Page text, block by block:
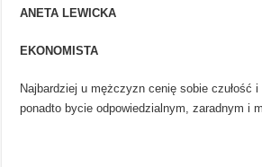
ANETA LEWICKA
EKONOMISTA
Najbardziej u mężczyzn cenię sobie czułość
ponadto bycie odpowiedzialnym, zaradnym i